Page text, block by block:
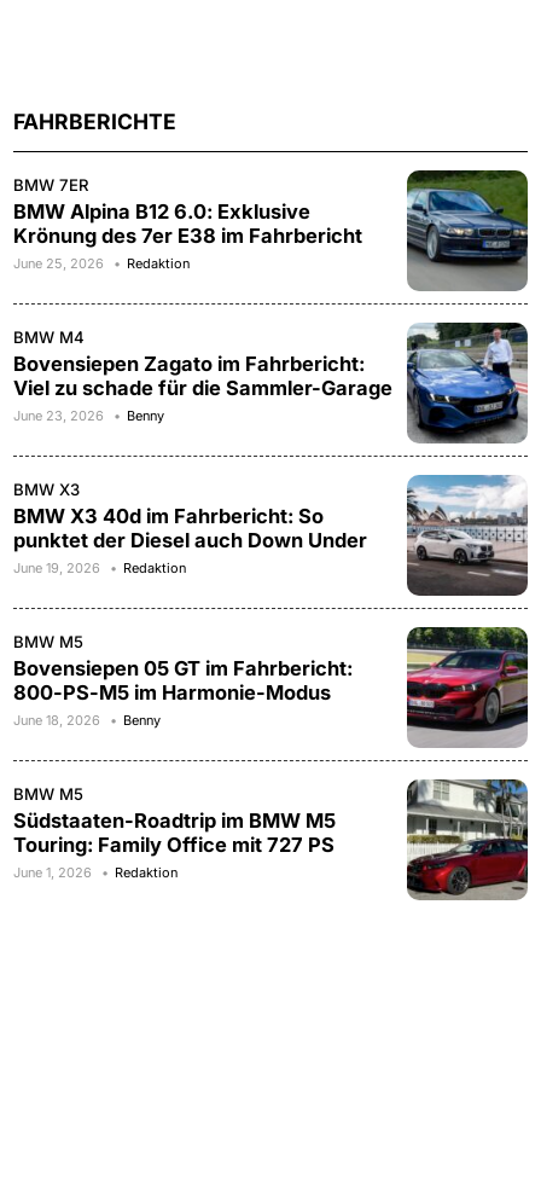
FAHRBERICHTE
BMW 7ER
BMW Alpina B12 6.0: Exklusive
Krönung des 7er E38 im Fahrbericht
June 25, 2026 Redaktion
BMW M4
Bovensiepen Zagato im Fahrbericht:
Viel zu schade für die Sammler-Garage
June 23, 2026 Benny
BMW X3
BMW X3 40d im Fahrbericht: So
punktet der Diesel auch Down Under
June 19, 2026 Redaktion
BMW M5
Bovensiepen 05 GT im Fahrbericht:
800-PS-M5 im Harmonie-Modus
June 18, 2026 Benny
BMW M5
Südstaaten-Roadtrip im BMW M5
Touring: Family Office mit 727 PS
June 1, 2026 Redaktion